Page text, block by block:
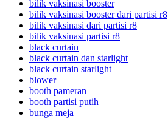
bilik vaksinasi booster
bilik vaksinasi booster dari partisi r8
bilik vaksinasi dari partisi r8
bilik vaksinasi partisi r8
black curtain
black curtain dan starlight
black curtain starlight
blower
booth pameran
booth partisi putih
bunga meja